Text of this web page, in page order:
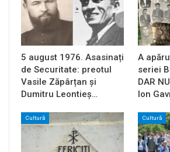
5 august 1976. Asasinați
de Securitate: preotul
Vasile Zăpârțan și
Dumitru Leontieș…
A
seriei
DAR
Ion
Cultură Cultură